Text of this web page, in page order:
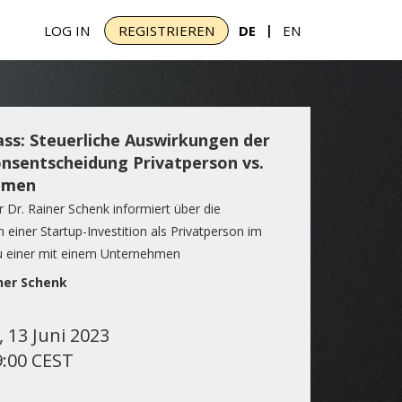
LOG IN REGISTRIEREN DE | EN
Steuerliche Auswirkungen der
Privatperson vs.
Dr. Rainer Schenk informiert über die
einer Startup-Investition als Privatperson im
einer mit einem Unternehmen
Schenk
13 Juni 2023
CEST